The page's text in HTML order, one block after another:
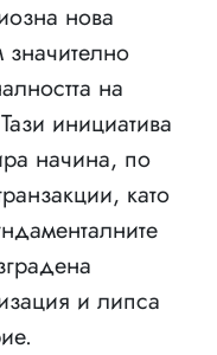
нова
на
инициатива
начина, по
като
и липса